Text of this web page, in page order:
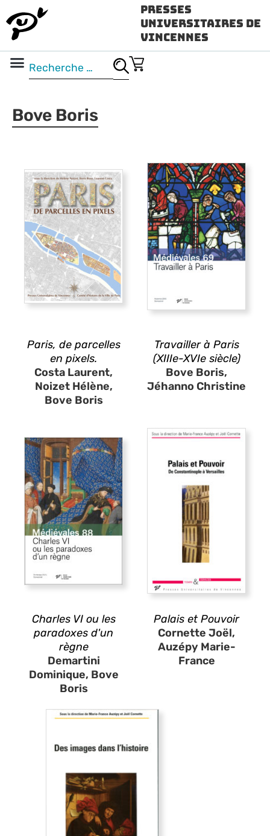
Presses
Universitaires de
Vincennes
Bove Boris
Paris, de parcelles
en pixels.
Costa Laurent,
Noizet Hélène,
Bove Boris
Travailler à Paris
(XIIIe-XVIe siècle)
Bove Boris,
Jéhanno Christine
Charles VI ou les
paradoxes d'un
règne
Demartini
Dominique, Bove
Boris
Palais et Pouvoir
Cornette Joël,
Auzépy Marie-
France